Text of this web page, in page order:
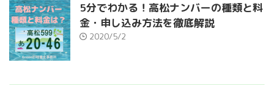
5分でわかる！高松ナンバーの種類と料
金・申し込み方法を徹底解説
2020/5/2